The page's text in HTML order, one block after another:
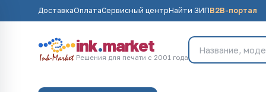
ДоставкаОплатаСервисный центрНайти ЗИПB2B-портал
ink.market
Решения для печати с 2001 года